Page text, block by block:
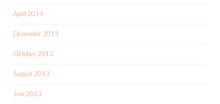
April 2014
Dezember 2013
Oktober 2013
August 2013
Juni 2013